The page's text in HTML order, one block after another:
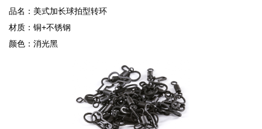
品名：美式加长球拍型转环
材质：铜+不锈钢
颜色：消光黑